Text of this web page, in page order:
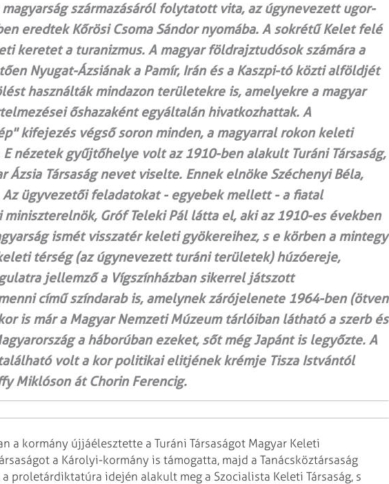
származásáról folytatott vita, az úgynevezett ugor-
eredtek Kőrösi Csoma Sándor nyomába. A sokrétű Kelet felé
keretet a turanizmus. A magyar földrajztudósok számára a
Nyugat-Ázsiának a Pamír, Irán és a Kaszpi-tó közti alföldjét
használták mindazon területekre is, amelyekre a magyar
őshaza­ként egyáltalán hivatkozhattak. A
kifejezés végső soron minden, a magyarral rokon keleti
nézetek gyűjtőhelye volt az 1910-ben alakult Turáni Társaság,
Ázsia Társaság nevet viselte. Ennek elnöke Széchenyi Béla,
ügyvezetői feladatokat - egyebek mellett - a fiatal
Gróf Teleki Pál látta el, aki az 1910-es években
ismét visszatér keleti gyökereihez, s e körben a mintegy
térség (az úgynevezett turáni területek) húzóereje,
jellemző a Vígszínházban sikerrel játszott
című színdarab is, amelynek zárójelenete 1964-ben (ötven
is már a Magyar Nemzeti Múzeum tárlóiban látható a szerb és
a háborúban ezeket, sőt még Japánt is legyőzte. A
volt a kor politikai elitjének krémje Tisza Istvántól
Miklóson át Chorin Ferencig.
a kormány újjáélesztette a Turáni Társaságot Magyar Keleti
a Károlyi-kormány is támogatta, majd a Tanácsköztársaság
proletárdiktatúra idején alakult meg a Szocialista Keleti Társaság, s